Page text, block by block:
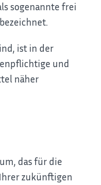
sogenannte frei
ist in der
und
näher
das für die
zukünftigen